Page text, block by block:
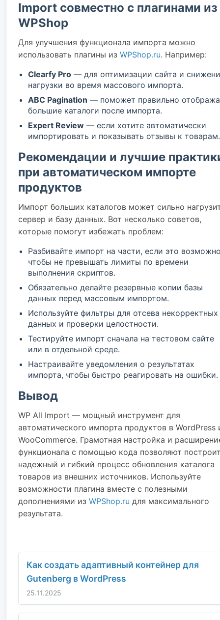
Import совместно с плагинами из
WPShop
Для улучшения функционала импорта можно
использовать плагины из WPShop.ru. Например:
Clearfy Pro — для оптимизации сайта и
нагрузки во время массового импорта.
ABC Pagination — поможет правильно
большие каталоги после импорта.
Expert Review — если хотите автоматически
импортировать и показывать отзывы к товарам.
Рекомендации и лучшие
при автоматическом импорте
продуктов
Импорт больших каталогов может сильно
сервер и базу данных. Вот несколько советов,
которые помогут избежать проблем:
Разбивайте импорт на части, если это
чтобы не превышать лимиты по времени
выполнения скриптов.
Обязательно делайте резервные копии базы
данных перед массовым импортом.
Используйте фильтры для отсева некорректных
данных и проверки целостности.
Тестируйте импорт сначала на тестовом сайте
или в отдельной среде.
Настраивайте уведомления о результатах
импорта, чтобы быстро реагировать на ошибки.
Вывод
WP All Import — мощный инструмент для
автоматического импорта продуктов в WordPress
WooCommerce. Грамотная настройка и
функционала с помощью кода позволяют
надежный и гибкий процесс обновления каталога
товаров из внешних источников. Используйте
возможности плагина вместе с полезными
дополнениями из WPShop.ru для максимального
результата.
Как создать адаптивный контейнер для
Gutenberg в WordPress
25.11.2025